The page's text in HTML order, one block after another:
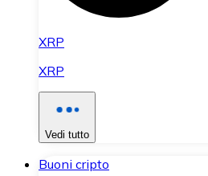
XRP
XRP
Vedi tutto
Buoni cripto